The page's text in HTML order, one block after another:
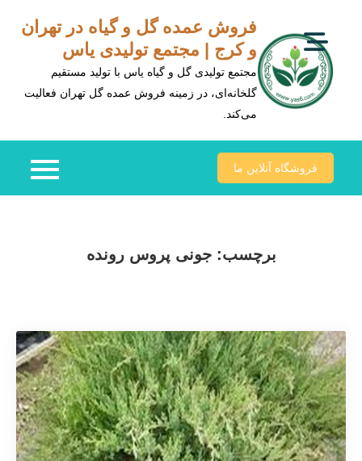
content
فروش عمده گل و گیاه در تهران
و کرج | مجتمع تولیدی یاس
مجتمع تولیدی گل و گیاه یاس با تولید مستقیم
گلخانه‌ای، در زمینه فروش عمده گل تهران فعالیت
می‌کند.
فروشگاه آنلاین ما
برچسب:جونی پروس رونده